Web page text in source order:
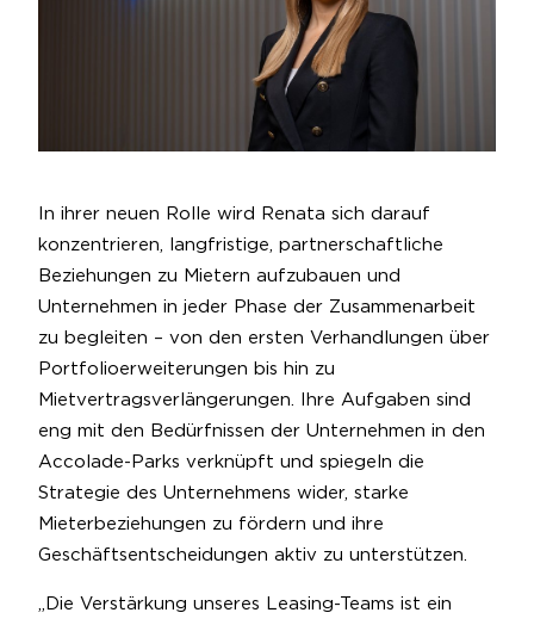
In ihrer neuen Rolle wird Renata sich darauf
konzentrieren, langfristige, partnerschaftliche
Beziehungen zu Mietern aufzubauen und
Unternehmen in jeder Phase der Zusammenarbeit
zu begleiten – von den ersten Verhandlungen über
Portfolioerweiterungen bis hin zu
Mietvertragsverlängerungen. Ihre Aufgaben sind
eng mit den Bedürfnissen der Unternehmen in den
Accolade-Parks verknüpft und spiegeln die
Strategie des Unternehmens wider, starke
Mieterbeziehungen zu fördern und ihre
Geschäftsentscheidungen aktiv zu unterstützen.
„Die Verstärkung unseres Leasing-Teams ist ein